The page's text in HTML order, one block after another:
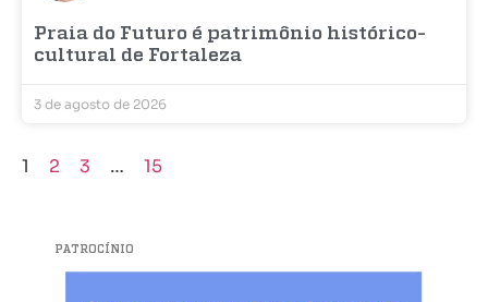
Praia do Futuro é patrimônio histórico-
cultural de Fortaleza
3 de agosto de 2026
1 2 3 … 15
PATROCÍNIO